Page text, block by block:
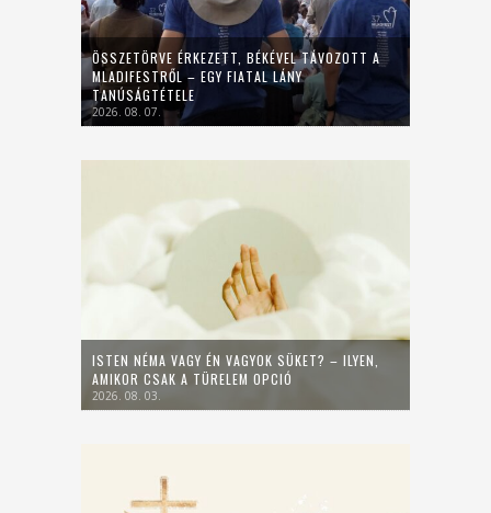
ÖSSZETÖRVE ÉRKEZETT, BÉKÉVEL TÁVOZOTT A
MLADIFESTRŐL – EGY FIATAL LÁNY
TANÚSÁGTÉTELE
2026. 08. 07.
ISTEN NÉMA VAGY ÉN VAGYOK SÜKET? – ILYEN,
AMIKOR CSAK A TÜRELEM OPCIÓ
2026. 08. 03.